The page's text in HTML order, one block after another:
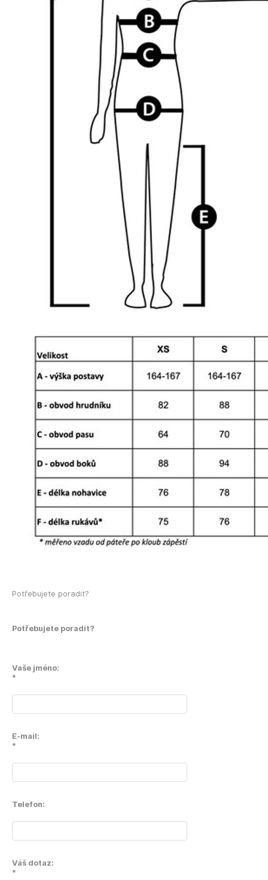
Potřebujete poradit?
Potřebujete poradit?
Vaše jméno:
*
E-mail:
*
Telefon:
Váš dotaz:
*